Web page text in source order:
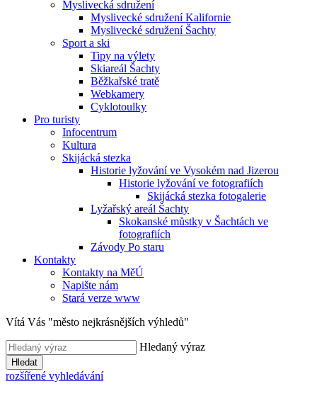
Myslivecká sdružení
Myslivecké sdružení Kalifornie
Myslivecké sdružení Šachty
Sport a ski
Tipy na výlety
Skiareál Šachty
Běžkařské tratě
Webkamery
Cyklotoulky
Pro turisty
Infocentrum
Kultura
Skijácká stezka
Historie lyžování ve Vysokém nad Jizerou
Historie lyžování ve fotografiích
Skijácká stezka fotogalerie
Lyžařský areál Šachty
Skokanské můstky v Šachtách ve
fotografiích
Závody Po staru
Kontakty
Kontakty na MěÚ
Napište nám
Stará verze www
Vítá Vás "město nejkrásnějších výhledů"
Hledaný výraz
Hledat
rozšířené vyhledávání